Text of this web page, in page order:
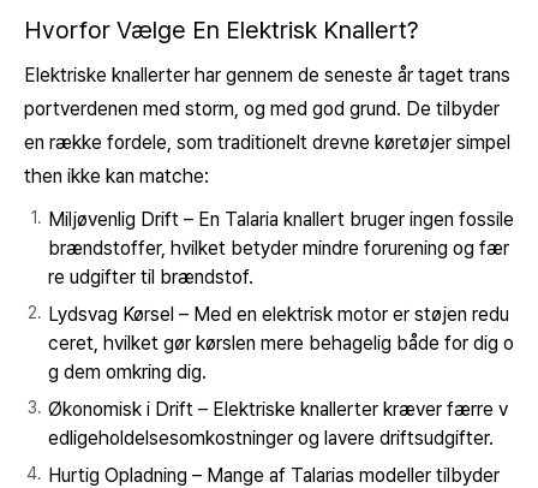
Hvorfor Vælge En Elektrisk Knallert?
Elektriske knallerter har gennem de seneste år taget trans
portverdenen med storm, og med god grund. De tilbyder
en række fordele, som traditionelt drevne køretøjer simpel
then ikke kan matche:
Miljøvenlig Drift – En Talaria knallert bruger ingen fossile
brændstoffer, hvilket betyder mindre forurening og fær
re udgifter til brændstof.
Lydsvag Kørsel – Med en elektrisk motor er støjen redu
ceret, hvilket gør kørslen mere behagelig både for dig o
g dem omkring dig.
Økonomisk i Drift – Elektriske knallerter kræver færre v
edligeholdelsesomkostninger og lavere driftsudgifter.
Hurtig Opladning – Mange af Talarias modeller tilbyder